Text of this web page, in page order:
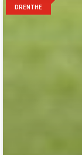
DRENTHE